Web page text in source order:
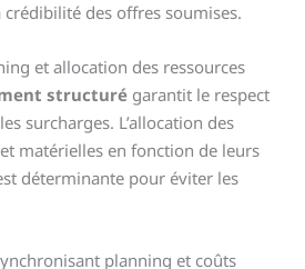
des offres soumises.
et allocation des ressources
structuré garantit le respect
surcharges. L’allocation des
matérielles en fonction de leurs
déterminante pour éviter les
planning et coûts